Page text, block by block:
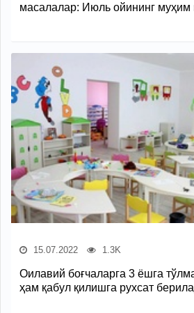
масалалар: Июль ойининг муҳим
15.07.2022 1.3K
Оилавий боғчаларга 3 ёшга
ҳам қабул қилишга рухсат